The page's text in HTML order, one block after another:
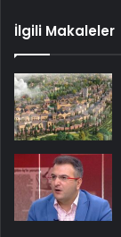
İlgili Makaleler